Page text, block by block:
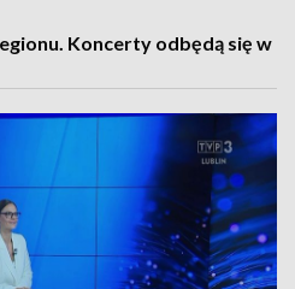
Koncerty odbędą się w